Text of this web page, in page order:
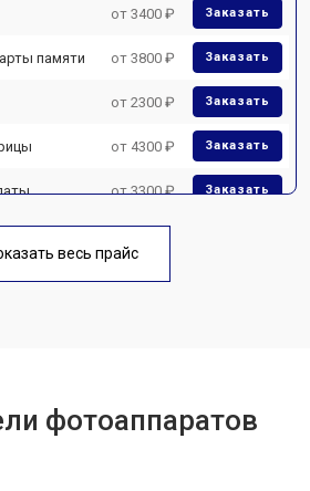
от 3400 ₽ Заказать
памяти от 3800 ₽ Заказать
от 2300 ₽ Заказать
от 4300 ₽ Заказать
от 3300 ₽ Заказать
весь прайс
фотоаппаратов